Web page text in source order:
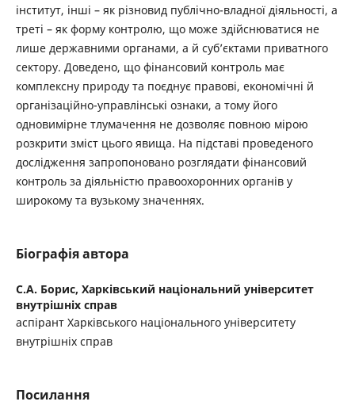
інститут, інші – як різновид публічно-владної діяльності, а
треті – як форму контролю, що може здійснюватися не
лише державними органами, а й суб’єктами приватного
сектору. Доведено, що фінансовий контроль має
комплексну природу та поєднує правові, економічні й
організаційно-управлінські ознаки, а тому його
одновимірне тлумачення не дозволяє повною мірою
розкрити зміст цього явища. На підставі проведеного
дослідження запропоновано розглядати фінансовий
контроль за діяльністю правоохоронних органів у
широкому та вузькому значеннях.
Біографія автора
С.А. Борис, Харківський національний університет
внутрішніх справ
аспірант Харківського національного університету
внутрішніх справ
Посилання